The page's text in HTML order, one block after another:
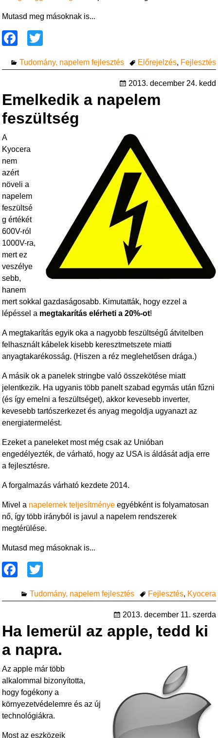
Mutasd meg másoknak is...
F
c
b
o
k
tt
Tudomány, napelem fejlesztés Előrejelzés, Fejlesztés
2013. december 24. kedd
Emelkedik a napelem
feszültség
A
Kyocera
nem
azért
növeli a
napelem
feszültsé
g értékét
600V-ról
1000V-ra,
mert ez
veszélye
sebb,
hanem
mert sokkal gazdaságosabb. Kimutatták, hogy ezzel a
lépéssel a megtakarítás elérheti a 20%-ot!
A megtakarítás egyik oka a nagyobb feszültségű átvitelben
felhasznált kábelek kisebb keresztmetszete miatti
anyagtakarékosság. (Hiszen a réz meglehetősen drága.)
A másik ok a panelek stringbe való összekötése miatt
jelentkezik. Ha ugyanis több panelt szabad egymás után fűzni
(és így emelni a feszültséget), akkor kevesebb inverter,
kevesebb tartószerkezet és anyag megoldja ugyanazt az
energiatermelést.
Ezeket a paneleket most még csak az Unióban
engedélyezték, de várható, hogy az USA is áldását adja erre
a fejlesztésre.
A forgalmazás várható kezdete 2014.
Mivel a napelemek teljesítménye egyébként is folyamatosan
nő, így több irányból is javul a napelem rendszerek
megtérülése.
Mutasd meg másoknak is...
c
b
o
o
k
tt
Tudomány, napelem fejlesztés Fejlesztés, Kyocera
2013. december 11. szerda
Ha lemerül az apple, tedd ki
a napra.
Az apple már több
alkalommal bizonyította,
hogy fogékony a
környezetvédelemre és az új
technológiákra.
Most az eszközeik